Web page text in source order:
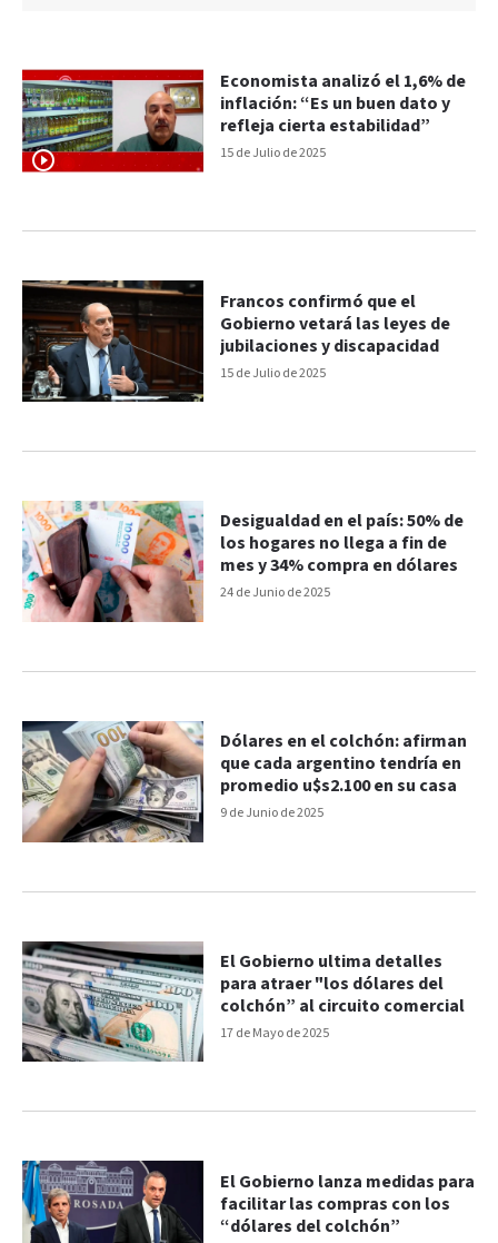
15 de Julio de 2025
Economista analizó el 1,6% de
inflación: “Es un buen dato y
refleja cierta estabilidad”
15 de Julio de 2025
Francos confirmó que el
Gobierno vetará las leyes de
jubilaciones y discapacidad
24 de Junio de 2025
Desigualdad en el país: 50% de
los hogares no llega a fin de
mes y 34% compra en dólares
9 de Junio de 2025
Dólares en el colchón: afirman
que cada argentino tendría en
promedio u$s2.100 en su casa
17 de Mayo de 2025
El Gobierno ultima detalles
para atraer "los dólares del
colchón” al circuito comercial
El Gobierno lanza medidas para
facilitar las compras con los
“dólares del colchón”